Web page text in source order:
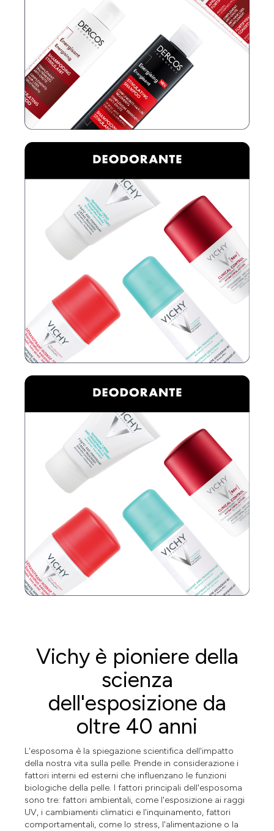
Vichy è pioniere della
scienza
dell'esposizione da
oltre 40 anni
L'esposoma è la spiegazione scientifica dell'impatto
della nostra vita sulla pelle. Prende in considerazione i
fattori interni ed esterni che influenzano le funzioni
biologiche della pelle. I fattori principali dell'esposoma
sono tre: fattori ambientali, come l'esposizione ai raggi
UV, i cambiamenti climatici e l'inquinamento, fattori
comportamentali, come lo stress, l'alimentazione o la